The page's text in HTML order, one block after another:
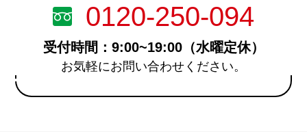
0120-250-094
受付時間：9:00~19:00（水曜定休）
お気軽にお問い合わせください。